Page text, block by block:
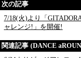
次の記事
7/18(火)より「
ャレンジ!」を開催!
関連記事 (DANCE